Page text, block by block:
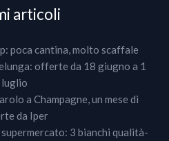
articoli
poca cantina, molto scaffale
offerte da 18 giugno a 1
luglio
a Champagne, un mese di
da Iper
3 bianchi qualità-